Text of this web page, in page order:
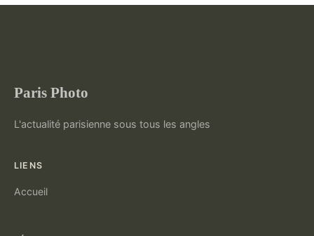
Paris Photo
L'actualité parisienne sous tous les angles
LIENS
Accueil